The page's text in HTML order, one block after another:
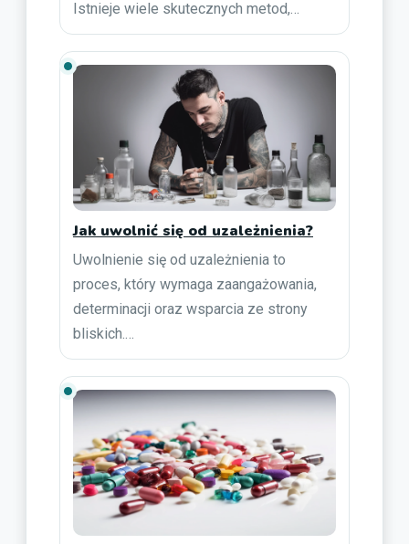
Istnieje wiele skutecznych metod,…
Jak uwolnić się od uzależnienia?
Uwolnienie się od uzależnienia to
proces, który wymaga zaangażowania,
determinacji oraz wsparcia ze strony
bliskich.…